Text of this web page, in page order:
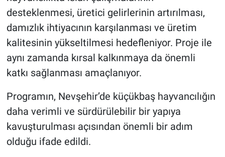
desteklenmesi, üretici gelirlerinin artırılması,
damızlık ihtiyacının karşılanması ve üretim
kalitesinin yükseltilmesi hedefleniyor. Proje ile
aynı zamanda kırsal kalkınmaya da önemli
katkı sağlanması amaçlanıyor.
Programın, Nevşehir’de küçükbaş hayvancılığın
daha verimli ve sürdürülebilir bir yapıya
kavuşturulması açısından önemli bir adım
olduğu ifade edildi.
Kültür - Sanat
Politika
Magazin
Çevre
Haberde İnsan